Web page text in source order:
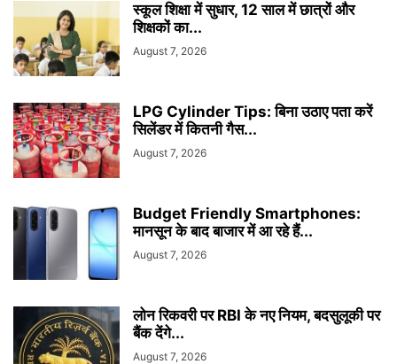
स्कूल शिक्षा में सुधार, 12 साल में छात्रों और
शिक्षकों का...
August 7, 2026
LPG Cylinder Tips: बिना उठाए पता करें
सिलेंडर में कितनी गैस...
August 7, 2026
Budget Friendly Smartphones:
मानसून के बाद बाजार में आ रहे हैं...
August 7, 2026
लोन रिकवरी पर RBI के नए नियम, बदसुलूकी पर
बैंक देंगे...
August 7, 2026